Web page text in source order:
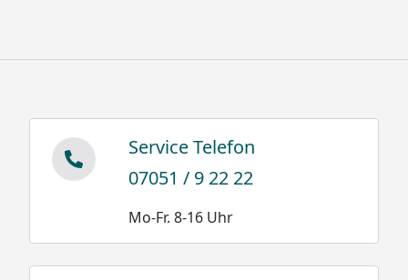
300 bis 500 kg/m³
Sie können natürlich sowohl dieses, als auch alle
weiteren Modelle der XIMAX Carport-
Service Telefon
07051 / 9 22 22
Mo-Fr. 8-16 Uhr